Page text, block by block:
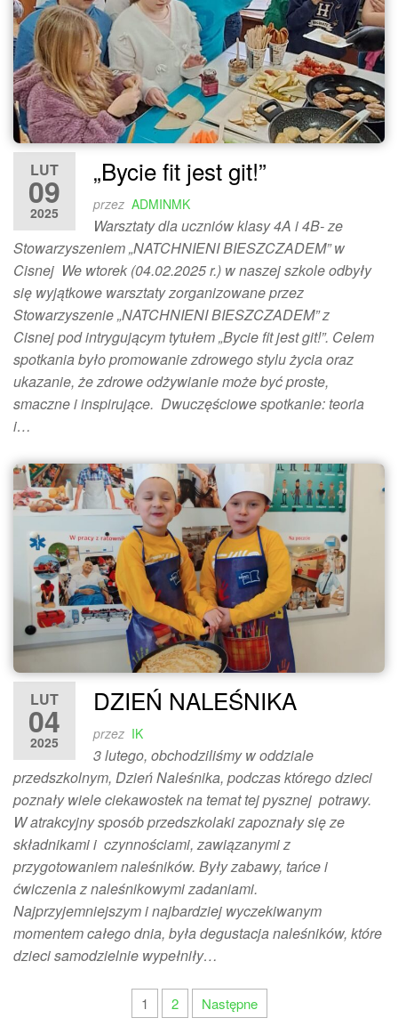
LUT
09
2025
„Bycie fit jest git!”
przez ADMINMK
Warsztaty dla uczniów klasy 4A i 4B- ze
Stowarzyszeniem „NATCHNIENI BIESZCZADEM” w
Cisnej We wtorek (04.02.2025 r.) w naszej szkole odbyły
się wyjątkowe warsztaty zorganizowane przez
Stowarzyszenie „NATCHNIENI BIESZCZADEM” z
Cisnej pod intrygującym tytułem „Bycie fit jest git!”. Celem
spotkania było promowanie zdrowego stylu życia oraz
ukazanie, że zdrowe odżywianie może być proste,
smaczne i inspirujące. Dwuczęściowe spotkanie: teoria
i…
LUT
04
2025
DZIEŃ NALEŚNIKA
przez IK
3 lutego, obchodziliśmy w oddziale
przedszkolnym, Dzień Naleśnika, podczas którego dzieci
poznały wiele ciekawostek na temat tej pysznej potrawy.
W atrakcyjny sposób przedszkolaki zapoznały się ze
składnikami i czynnościami, zawiązanymi z
przygotowaniem naleśników. Były zabawy, tańce i
ćwiczenia z naleśnikowymi zadaniami.
Najprzyjemniejszym i najbardziej wyczekiwanym
momentem całego dnia, była degustacja naleśników, które
dzieci samodzielnie wypełniły…
Stronicowanie
1 2 Następne